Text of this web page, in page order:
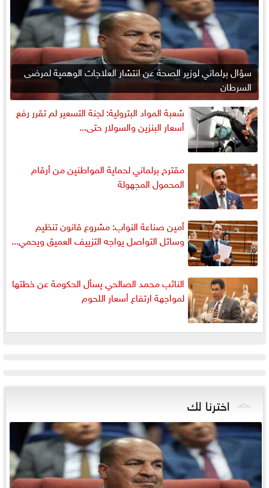
سؤال برلماني لوزير الصحة عن انتشار العلاجات الوهمية لمرضى
السرطان
شعبة المواد البترولية: لجنة التسعير لم تقرر رفع
أسعار البنزين والسولار حتى...
مقترح برلماني لحماية المواطنين من أرقام
المحمول المجهولة
أمين صناعة النواب: مشروع قانون تنظيم
وسائل التواصل يواجه التزييف العميق ويحمي...
النائب محمد الصالحي يسأل الحكومة عن خطتها
لمواجهة ارتفاع أسعار اللحوم
اخترنا لك